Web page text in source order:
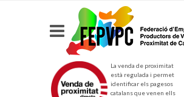
La venda de proximitat
està regulada i permet
identificar els pagesos
catalans que venen ells